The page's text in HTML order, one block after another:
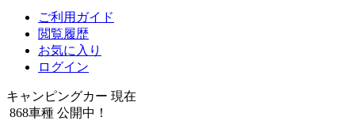
ご利用ガイド
閲覧履歴
お気に入り
ログイン
キャンピングカー 現在
868車種 公開中！